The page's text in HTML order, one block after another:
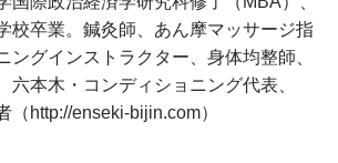
校卒業。鍼灸師、あん摩マッサージ指
ングインストラクター、身体均整師、
六本木・コンディショニング代表、
（http://enseki-bijin.com）